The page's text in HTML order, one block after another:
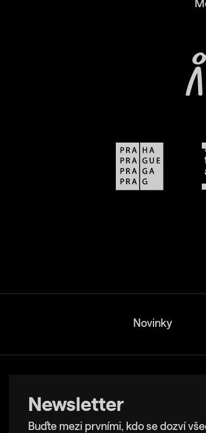
Novinky
Newsletter
Buďte mezi prvními, kdo se dozví